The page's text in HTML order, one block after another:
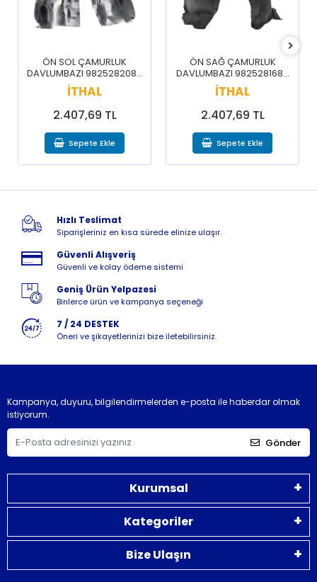
ÖN SOL ÇAMURLUK
DAVLUMBAZI 9825282080
/ 3008 5008 16-20
İTHAL
2.407,69 TL
Sepete Ekle
ÖN SAĞ ÇAMURLUK
DAVLUMBAZI 9825281680
/ 3008 5008 16-20
İTHAL
2.407,69 TL
Sepete Ekle
Hızlı Teslimat
Siparişleriniz en kısa sürede elinize ulaşır.
Güvenli Alışveriş
Güvenli ve kolay ödeme sistemi
Geniş Ürün Yelpazesi
Binlerce ürün ve kampanya seçeneği
7 / 24 DESTEK
Öneri ve şikayetlerinizi bize iletebilirsiniz.
Kampanya, duyuru, bilgilendirmelerden e-posta ile haberdar olmak
istiyorum.
Gönder
Kurumsal
Kategoriler
Bize Ulaşın